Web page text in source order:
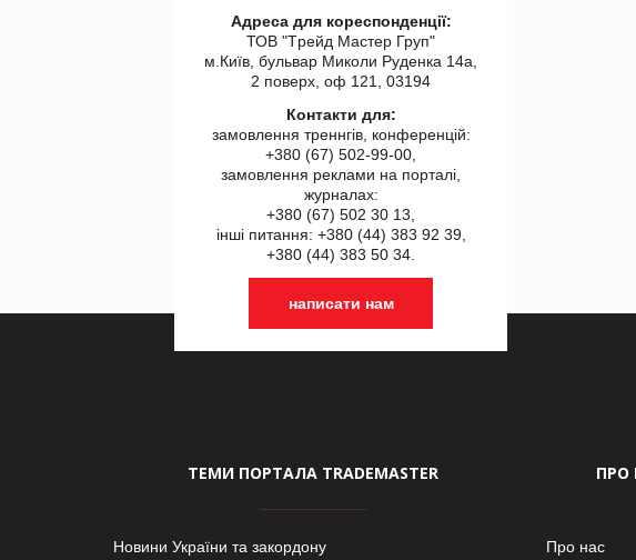
Адреса для кореспонденції:
ТОВ "Tрейд Мастер Груп"
м.Київ, бульвар Миколи Руденка 14а,
2 поверх, оф 121, 03194
Контакти для:
замовлення треннгів, конференцій:
+380 (67) 502-99-00,
замовлення реклами на порталі,
журналах:
+380 (67) 502 30 13,
інші питання: +380 (44) 383 92 39,
+380 (44) 383 50 34.
написати нам
ТЕМИ ПОРТАЛА TRADEMASTER
Новини України та закордону
ПРО
Про нас